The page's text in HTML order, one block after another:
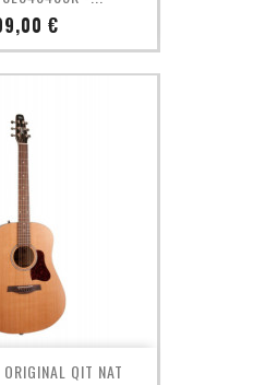
€
QIT NAT